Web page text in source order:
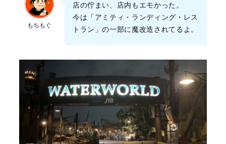
もちもぐ
店の佇まい、店内もエモかった。
今は「アミティ・ランディング・レス
トラン」の一部に魔改造されてるよ。